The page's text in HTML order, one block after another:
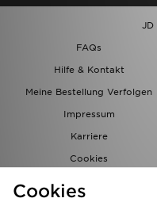
JD
FAQs
Hilfe & Kontakt
Meine Bestellung Verfolgen
Impressum
Karriere
Cookies
Cookies